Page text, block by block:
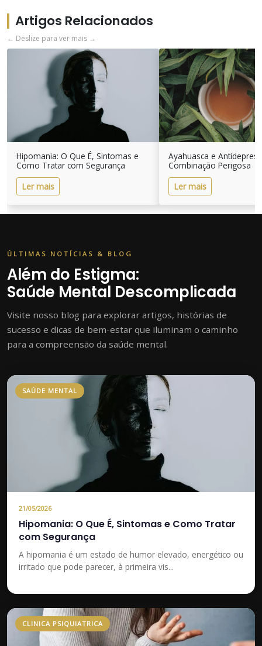
Artigos Relacionados
← Deslize para ver mais →
Hipomania: O Que É, Sintomas e
Como Tratar com Segurança
Ler mais
Ayahuasca e
Combinação Perigosa
Ler mais
ÚLTIMAS NOTÍCIAS & BLOG
Além do Estigma:
Saúde Mental Descomplicada
Visite nosso blog para explorar artigos, histórias de
sucesso e dicas de bem-estar que iluminam o caminho
para a compreensão da saúde mental.
SAÚDE MENTAL
21/05/2026
Hipomania: O Que É, Sintomas e Como Tratar
com Segurança
A hipomania é um estado de humor elevado, energético ou
irritado que pode parecer, à primeira vis...
CLINICA PSIQUIATRICA